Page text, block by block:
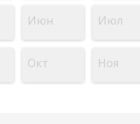
Июн Июл
Окт Ноя